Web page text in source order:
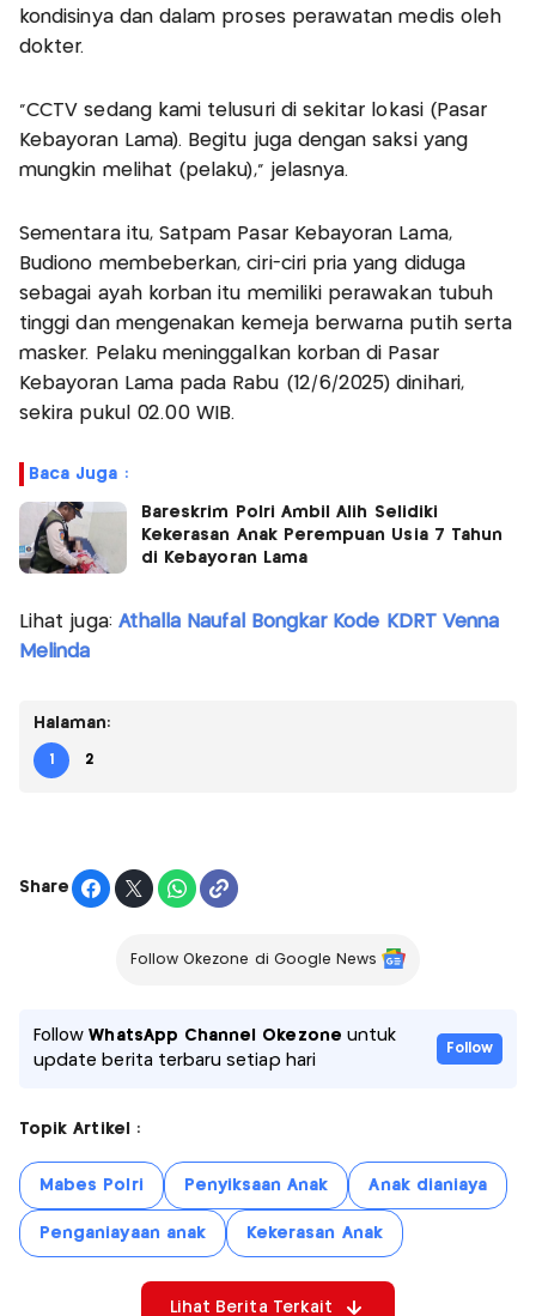
kondisinya dan dalam proses perawatan medis oleh
dokter.
"CCTV sedang kami telusuri di sekitar lokasi (Pasar
Kebayoran Lama). Begitu juga dengan saksi yang
mungkin melihat (pelaku)," jelasnya.
Sementara itu, Satpam Pasar Kebayoran Lama,
Budiono membeberkan, ciri-ciri pria yang diduga
sebagai ayah korban itu memiliki perawakan tubuh
tinggi dan mengenakan kemeja berwarna putih serta
masker. Pelaku meninggalkan korban di Pasar
Kebayoran Lama pada Rabu (12/6/2025) dinihari,
sekira pukul 02.00 WIB.
Baca Juga :
Bareskrim Polri Ambil Alih Selidiki
Kekerasan Anak Perempuan Usia 7 Tahun
di Kebayoran Lama
Lihat juga: Athalla Naufal Bongkar Kode KDRT Venna
Melinda
Halaman:
1 2
Share
Follow Okezone di Google News
FollowWhatsApp Channel Okezone untuk
update berita terbaru setiap hari
Follow
Topik Artikel :
Mabes Polri Penyiksaan Anak Anak dianiaya
Penganiayaan anak Kekerasan Anak
Lihat Berita Terkait